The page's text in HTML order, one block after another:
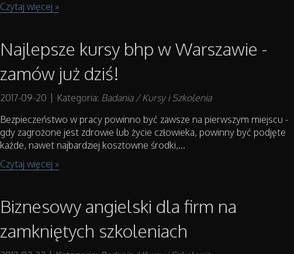
Czytaj więcej »
Najlepsze kursy bhp w Warszawie -
zamów już dziś!
2017-09-20 Kategoria: Badania / Kursy i Szkolenia
Bezpieczeństwo w pracy powinno być zawsze na pierwszym miejscu -
gdy zagrożone jest zdrowie lub życie człowieka, powinny być podjęte
każde, nawet najbardziej kosztowne środki,...
Czytaj więcej »
Biznesowy angielski dla firm na
zamkniętych szkoleniach